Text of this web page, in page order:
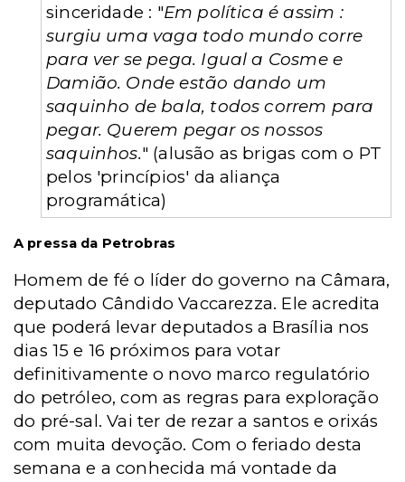
sinceridade : "Em política é assim :
surgiu uma vaga todo mundo corre
para ver se pega. Igual a Cosme e
Damião. Onde estão dando um
saquinho de bala, todos correm para
pegar. Querem pegar os nossos
saquinhos." (alusão as brigas com o PT
pelos 'princípios' da aliança
programática)
A pressa da Petrobras
Homem de fé o líder do governo na Câmara,
deputado Cândido Vaccarezza. Ele acredita
que poderá levar deputados a Brasília nos
dias 15 e 16 próximos para votar
definitivamente o novo marco regulatório
do petróleo, com as regras para exploração
do pré-sal. Vai ter de rezar a santos e orixás
com muita devoção. Com o feriado desta
semana e a conhecida má vontade da